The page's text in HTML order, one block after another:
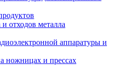
отходов металла
аппаратуры и
ножницах и прессах